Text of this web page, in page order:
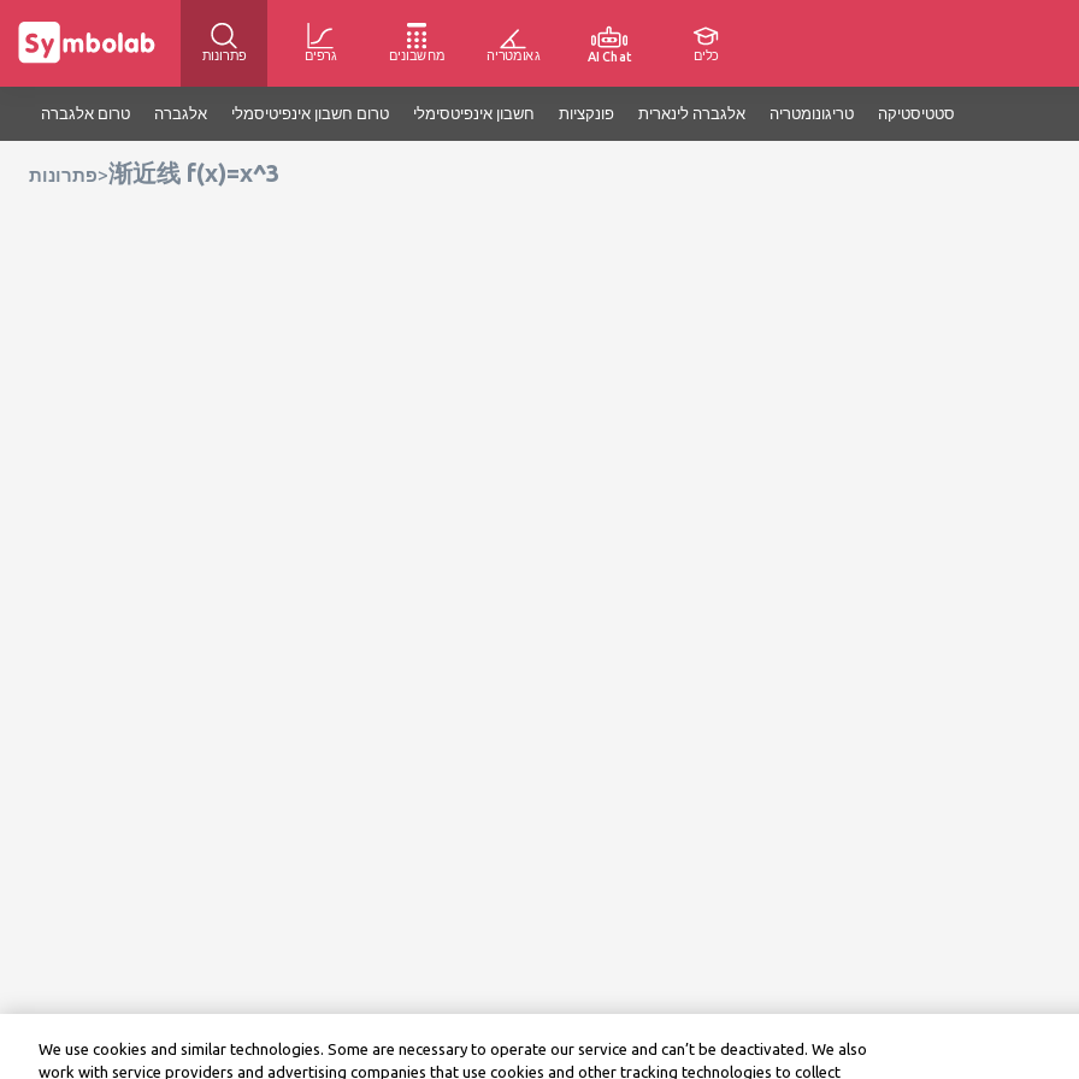
פתרונות גרפים מחשבונים גאומטריה AI Chat כלים
טרום אלגברה אלגברה טרום חשבון אינפיטיסמלי חשבון אינפיטסימלי פונקציות אלגברה לינארית טריגונומטריה סטטיסטיקה
פתרונות>渐近线 f(x)=x^3
We use cookies and similar technologies. Some are necessary to operate our service and can’t be deactivated. We also
work with service providers and advertising companies that use cookies and other tracking technologies to collect